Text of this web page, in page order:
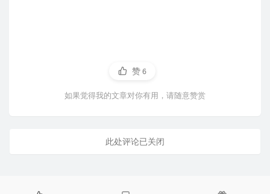
赞6
如果觉得我的文章对你有用，请随意赞赏
此处评论已关闭